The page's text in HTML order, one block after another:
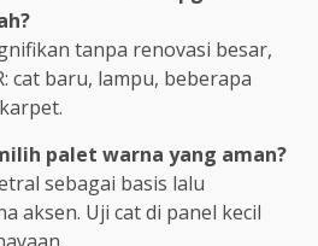
tanpa renovasi besar,
cat baru, lampu, beberapa
palet warna yang aman?
sebagai basis lalu
aksen. Uji cat di panel kecil